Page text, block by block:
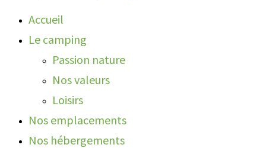
Accueil
Le camping
Passion nature
Nos valeurs
Loisirs
Nos emplacements
Nos hébergements